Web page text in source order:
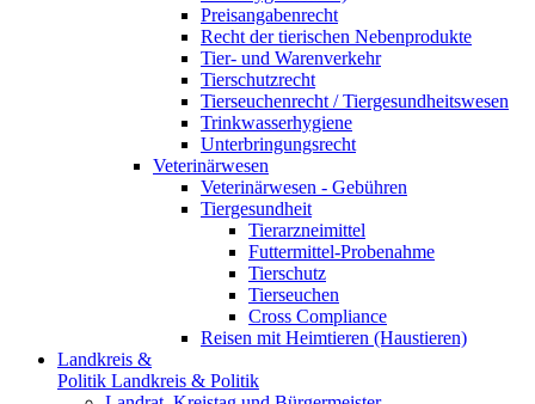
Preisangabenrecht
Recht der tierischen Nebenprodukte
Tier- und Warenverkehr
Tierschutzrecht
Tierseuchenrecht / Tiergesundheitswesen
Trinkwasserhygiene
Unterbringungsrecht
Veterinärwesen
Veterinärwesen - Gebühren
Tiergesundheit
Tierarzneimittel
Futtermittel-Probenahme
Tierschutz
Tierseuchen
Cross Compliance
Reisen mit Heimtieren (Haustieren)
Landkreis &
Politik Landkreis & Politik